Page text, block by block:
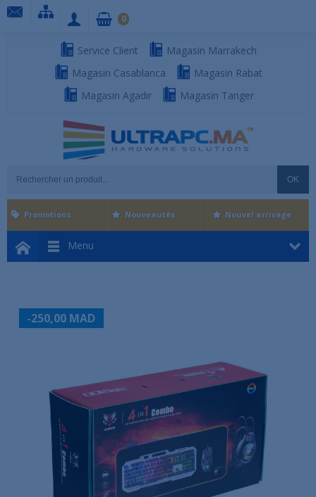
Service Client
Magasin Marrakech
Magasin Casablanca
Magasin Rabat
Magasin Agadir
Magasin Tanger
OK
0
Menu
Promotions Nouveautés Nouvel arrivage
-250,00 MAD